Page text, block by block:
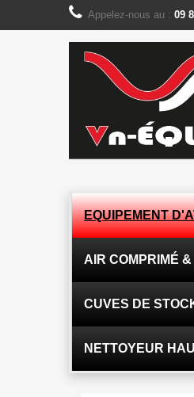
Panneau de gestion des cookies
Appelez-nous au : 09
EQUIPEMENT
AIR COMPRIMÉ
CUVES DE
NETTOYEUR